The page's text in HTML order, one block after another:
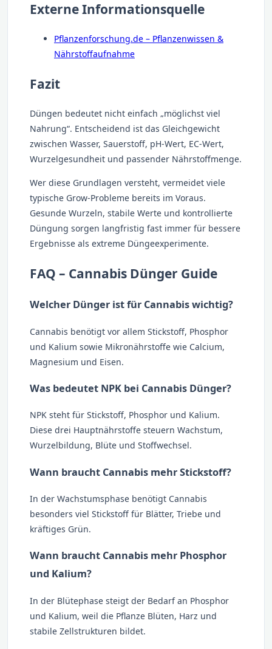
Externe Informationsquelle
Pflanzenforschung.de – Pflanzenwissen &
Nährstoffaufnahme
Fazit
Düngen bedeutet nicht einfach „möglichst viel
Nahrung“. Entscheidend ist das Gleichgewicht
zwischen Wasser, Sauerstoff, pH-Wert, EC-Wert,
Wurzelgesundheit und passender Nährstoffmenge.
Wer diese Grundlagen versteht, vermeidet viele
typische Grow-Probleme bereits im Voraus.
Gesunde Wurzeln, stabile Werte und kontrollierte
Düngung sorgen langfristig fast immer für bessere
Ergebnisse als extreme Düngeexperimente.
FAQ – Cannabis Dünger Guide
Welcher Dünger ist für Cannabis wichtig?
Cannabis benötigt vor allem Stickstoff, Phosphor
und Kalium sowie Mikronährstoffe wie Calcium,
Magnesium und Eisen.
Was bedeutet NPK bei Cannabis Dünger?
NPK steht für Stickstoff, Phosphor und Kalium.
Diese drei Hauptnährstoffe steuern Wachstum,
Wurzelbildung, Blüte und Stoffwechsel.
Wann braucht Cannabis mehr Stickstoff?
In der Wachstumsphase benötigt Cannabis
besonders viel Stickstoff für Blätter, Triebe und
kräftiges Grün.
Wann braucht Cannabis mehr Phosphor
und Kalium?
In der Blütephase steigt der Bedarf an Phosphor
und Kalium, weil die Pflanze Blüten, Harz und
stabile Zellstrukturen bildet.